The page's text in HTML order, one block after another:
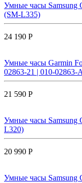
Умные часы Samsung
(SM-L335)
24 190 Р
Умные часы Garmin
02863-21 | 010-02863-
21 590 Р
Умные часы Samsung
L320)
20 990 Р
Умные часы Samsung